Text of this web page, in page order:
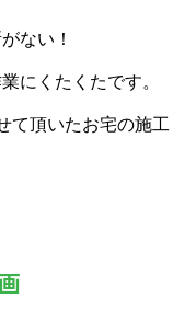
ない！
にくたくたです。
て頂いたお宅の施工